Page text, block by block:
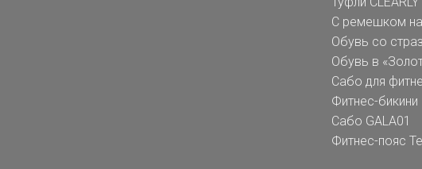
С ремешком
Обувь со
Обувь в
Сабо для
Фитнес-бикини
Сабо GALA01
Фитнес-пояс